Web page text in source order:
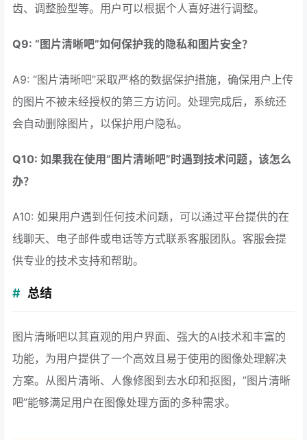
齿、调整脸型等。用户可以根据个人喜好进行调整。
Q9: “图片清晰吧”如何保护我的隐私和图片安全？
A9: “图片清晰吧”采取严格的数据保护措施，确保用户上传
的图片不被未经授权的第三方访问。处理完成后，系统还
会自动删除图片，以保护用户隐私。
Q10: 如果我在使用”图片清晰吧”时遇到技术问题，该怎么
办？
A10: 如果用户遇到任何技术问题，可以通过平台提供的在
线聊天、电子邮件或电话等方式联系客服团队。客服会提
供专业的技术支持和帮助。
总结
图片清晰吧以其直观的用户界面、强大的AI技术和丰富的
功能，为用户提供了一个高效且易于使用的图像处理解决
方案。从图片清晰、人像修图到去水印和抠图，”图片清晰
吧”能够满足用户在图像处理方面的多种需求。